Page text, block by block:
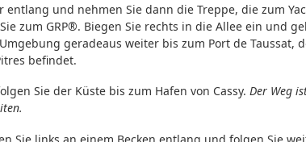
entlang und nehmen Sie dann die Treppe, die zum
zum GRP®. Biegen Sie rechts in die Allee ein und
geradeaus weiter bis zum Port de Taussat,
befindet.
Sie der Küste bis zum Hafen von Cassy. Der Weg
Sie links an einem Becken entlang und folgen Sie